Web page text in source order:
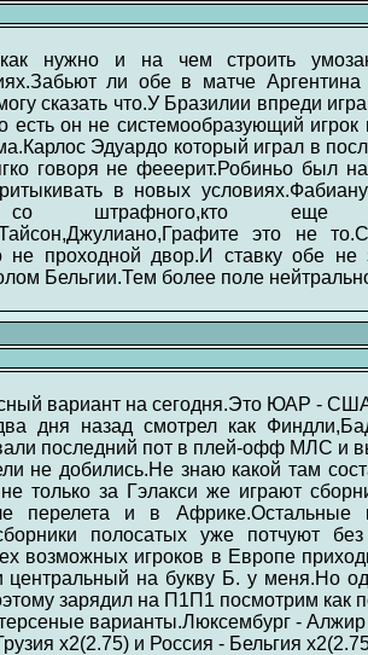
как нужно и на чем строить
ли обе в матче
сказать что.У Бразилии впреди
есть он не системообразующий
Эдуардо который играл в
говоря не фееерит.Робиньо был
в новых
со штрафного,кто
это не
не проходной двор.И ставку обе не
Бельгии.Тем более поле
вариант на сегодня.Это ЮАР -
дня назад смотрел как
последний пот в плей-офф МЛС и
не добились.Не знаю какой там
только за Гэлакси же играют
перелета и в Африке.Остальные
полосатых уже потчуют
возможных игроков в Европе
центральный на букву Б. у меня.Но
зарядил на П1П1 посмотрим как
варианты.Люксембург -
х2(2.75) и Россия - Бельгия